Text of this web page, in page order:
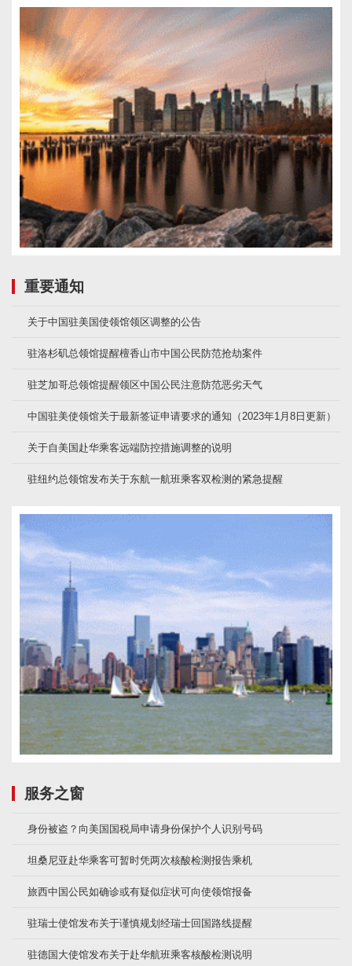
重要通知
关于中国驻美国使领馆领区调整的公告
驻洛杉矶总领馆提醒檀香山市中国公民防范抢劫案件
驻芝加哥总领馆提醒领区中国公民注意防范恶劣天气
中国驻美使领馆关于最新签证申请要求的通知（2023年1月8日更新）
关于自美国赴华乘客远端防控措施调整的说明
驻纽约总领馆发布关于东航一航班乘客双检测的紧急提醒
服务之窗
身份被盗？向美国国税局申请身份保护个人识别号码
坦桑尼亚赴华乘客可暂时凭两次核酸检测报告乘机
旅西中国公民如确诊或有疑似症状可向使领馆报备
驻瑞士使馆发布关于谨慎规划经瑞士回国路线提醒
驻德国大使馆发布关于赴华航班乘客核酸检测说明